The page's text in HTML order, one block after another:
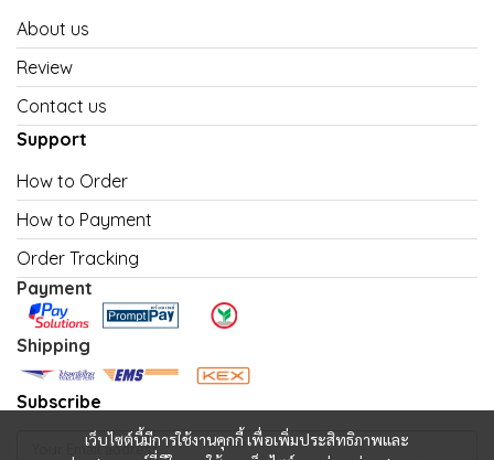
เว็บไซต์นี้มีการใช้งานคุกกี้ เพื่อเพิ่มประสิทธิภาพและ
About us
Review
Contact us
Support
How to Order
How to Payment
Order Tracking
Payment
Shipping
Subscribe